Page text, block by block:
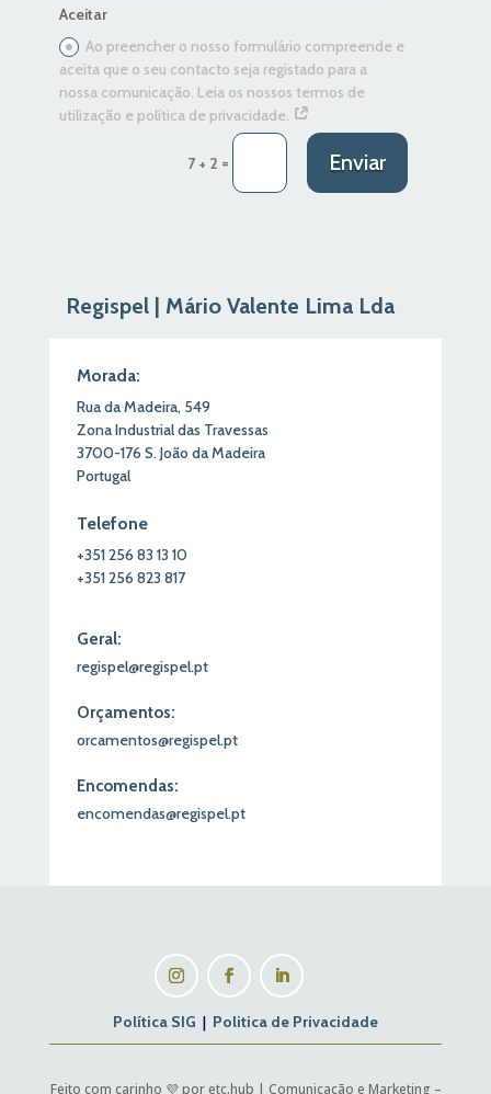
Aceitar
Ao preencher o nosso formulário compreende e
aceita que o seu contacto seja registado para a
nossa comunicação. Leia os nossos termos de
utilização e política de privacidade.
7 + 2 = Enviar
Regispel | Mário Valente Lima Lda
Morada:
Rua da Madeira, 549
Zona Industrial das Travessas
3700-176 S.João da Madeira
Portugal
Telefone
+351256 83 13 10
+351256 823 817
Geral:
regispel@regispel.pt
Orçamentos:
orcamentos@regispel.pt
Encomendas:
encomendas@regispel.pt
Política SIG | Politica de Privacidade
Feito com carinho 💜 por etc.hub | Comunicação e Marketing –